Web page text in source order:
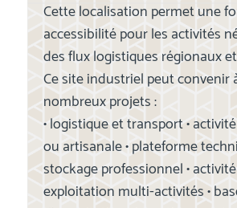
Cette localisation permet une
accessibilité pour les activités
des flux logistiques régionaux
Ce site industriel peut convenir
nombreux projets :
• logistique et transport •
ou artisanale • plateforme
stockage professionnel • activité
exploitation multi-activités •